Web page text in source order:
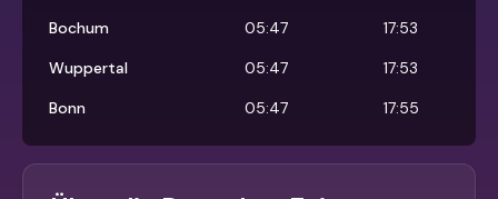
Bochum
05:47
17:53
Wuppertal
05:47
17:53
Bonn
05:47 17:55